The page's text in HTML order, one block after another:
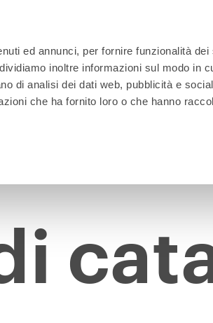
ed annunci, per fornire funzionalità dei
inoltre informazioni sul modo in
di analisi dei dati web, pubblicità e
che ha fornito loro o che hanno